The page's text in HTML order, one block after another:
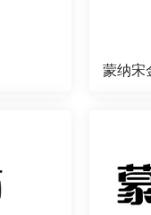
蒙纳宋